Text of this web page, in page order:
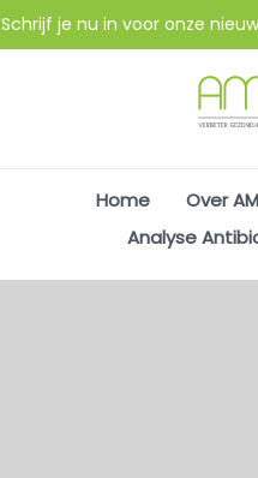
Schrijf je nu in voor onze
Home Over
Analyse